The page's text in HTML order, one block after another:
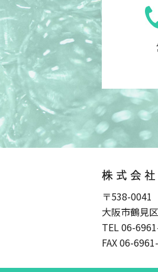
〒538-0041
大阪市鶴見
TEL06-
FAX 06-